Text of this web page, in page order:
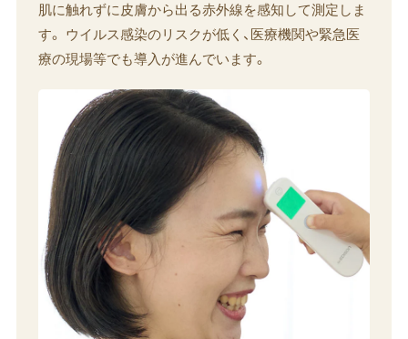
肌に触れずに皮膚から出る赤外線を感知して測定しま
す。 ウイルス感染のリスクが低く、医療機関や緊急医
療の現場等でも導入が進んでいます。